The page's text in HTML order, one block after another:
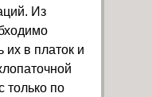
Из
их в платок и
только по